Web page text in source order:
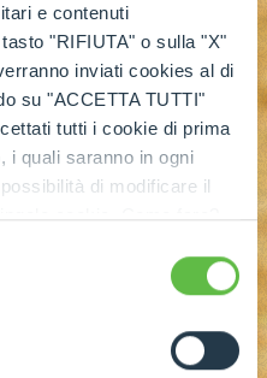
e contenuti
"RIFIUTA" o sulla "X"
inviati cookies al di
su "ACCETTA TUTTI"
tutti i cookie di prima
i quali saranno in ogni
di modificare il
cookie. Come fare?
il suo consenso" e
presente in ogni
all'interessato ai